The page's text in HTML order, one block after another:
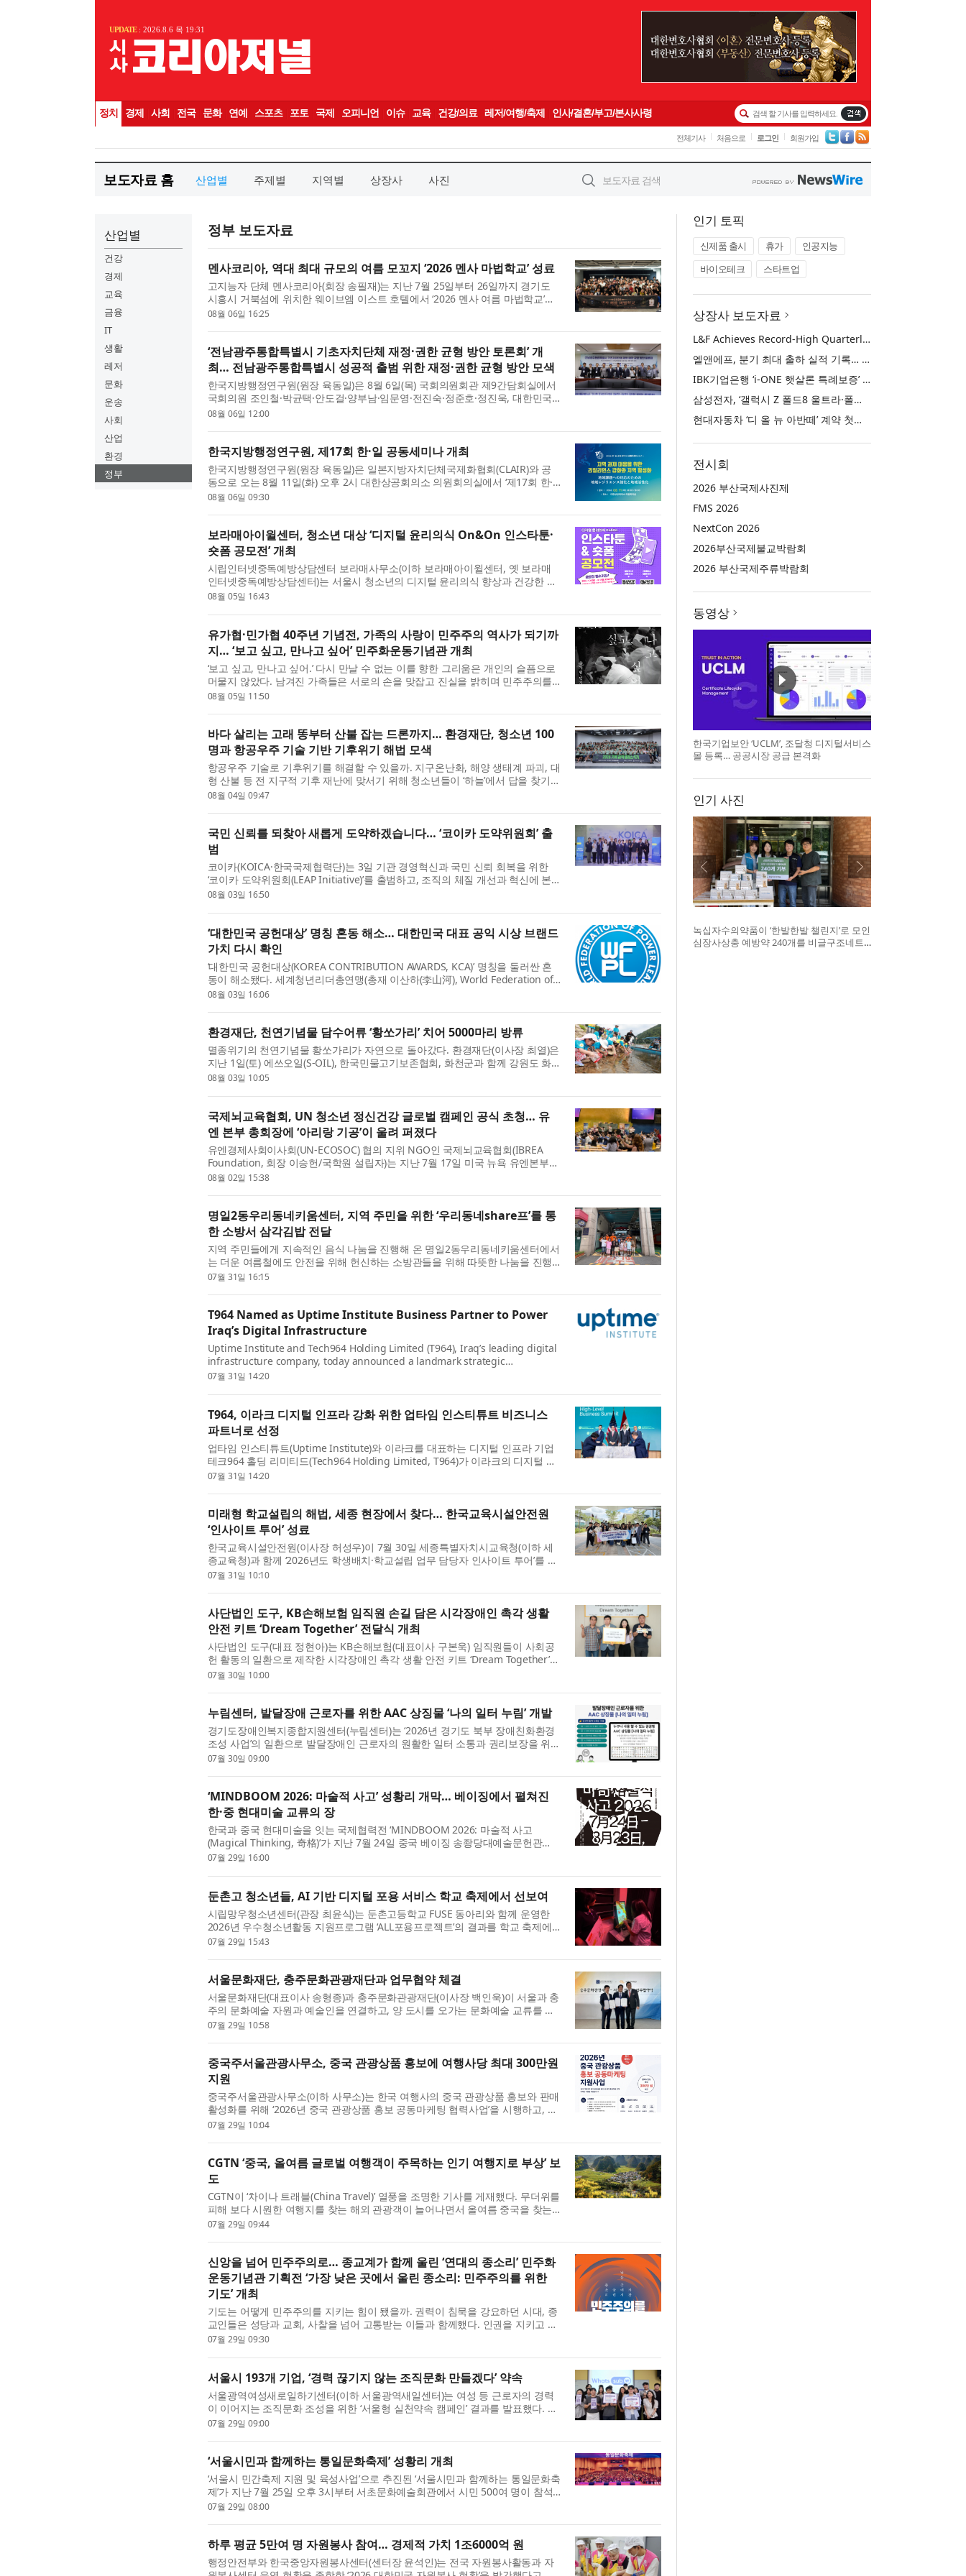
보도자료 홈 산업별 주제별 지역별 상장사 사진
산업별
건강
경제
교육
금융
IT
생활
레저
문화
운송
사회
산업
환경
정부
정부 보도자료
멘사코리아, 역대 최대 규모의 여름 모꼬지 ‘2026 멘사 마법학교’ 성료
고지능자 단체 멘사코리아(회장 송필재)는 지난 7월 25일부터 26일까지 경기도
시흥시 거북섬에 위치한 웨이브엠 이스트 호텔에서 ‘2026 멘사 여름 마법학교’를
성공적으로 개최했다고 밝혔다. 이번 여름 모꼬지에는 130여 명의 회원과 가족이
08월 06일 16:25
‘전남광주통합특별시 기초자치단체 재정·권한 균형 방안 토론회’ 개
최… 전남광주통합특별시 성공적 출범 위한 재정·권한 균형 방안 모색
한국지방행정연구원(원장 육동일)은 8월 6일(목) 국회의원회관 제9간담회실에서
국회의원 조인철·박균택·안도걸·양부남·임문영·전진숙·정준호·정진욱, 대한민국
시장군수구청장협의회와 ‘전남광주통합특별시 기초자치단체 재정·권한 균형 방
08월 06일 12:00
한국지방행정연구원, 제17회 한·일 공동세미나 개최
한국지방행정연구원(원장 육동일)은 일본지방자치단체국제화협회(CLAIR)와 공
동으로 오는 8월 11일(화) 오후 2시 대한상공회의소 의원회의실에서 ‘제17회 한·
일 공동세미나’를 개최한다. 이번 세미나는 ‘지역 과제 대응을 위한 리질리언스 강
08월 06일 09:30
보라매아이윌센터, 청소년 대상 ‘디지털 윤리의식 On&On 인스타툰·
숏폼 공모전’ 개최
시립인터넷중독예방상담센터 보라매사무소(이하 보라매아이윌센터, 옛 보라매
인터넷중독예방상담센터)는 서울시 청소년의 디지털 윤리의식 향상과 건강한 디
지털미디어 문화 조성을 위해 ‘디지털 윤리의식 On&On 인스타툰·숏폼 공모전’을
08월 05일 16:43
유가협·민가협 40주년 기념전, 가족의 사랑이 민주주의 역사가 되기까
지… ‘보고 싶고, 만나고 싶어’ 민주화운동기념관 개최
‘보고 싶고, 만나고 싶어.’ 다시 만날 수 없는 이를 향한 그리움은 개인의 슬픔으로
머물지 않았다. 남겨진 가족들은 서로의 손을 맞잡고 진실을 밝히며 민주주의를
지켜왔다. 그들의 기다림과 실천은 어느덧 민주주의를 지켜낸 40년의 역사가 됐
08월 05일 11:50
바다 살리는 고래 똥부터 산불 잡는 드론까지… 환경재단, 청소년 100
명과 항공우주 기술 기반 기후위기 해법 모색
항공우주 기술로 기후위기를 해결할 수 있을까. 지구온난화, 해양 생태계 파괴, 대
형 산불 등 전 지구적 기후 재난에 맞서기 위해 청소년들이 ‘하늘’에서 답을 찾기
시작했다. 환경재단(이사장 최열)은 지난 7월 27일부터 29일까지 도봉숲속마을에
08월 04일 09:47
국민 신뢰를 되찾아 새롭게 도약하겠습니다… ‘코이카 도약위원회’ 출
범
코이카(KOICA·한국국제협력단)는 3일 기관 경영혁신과 국민 신뢰 회복을 위한
‘코이카 도약위원회(LEAP Initiative)’를 출범하고, 조직의 체질 개선과 혁신에 본
격 착수한다고 밝혔다. 기관장 공석의 비상경영체제에서 흔들림 없는 사업 수행
08월 03일 16:50
‘대한민국 공헌대상’ 명칭 혼동 해소… 대한민국 대표 공익 시상 브랜드
가치 다시 확인
‘대한민국 공헌대상(KOREA CONTRIBUTION AWARDS, KCA)’ 명칭을 둘러싼 혼
동이 해소됐다. 세계청년리더총연맹(총재 이산하(李山河), World Federation of
Power Leaders, WFPL) 부설 언론기관인 세계언론협회(회장 이치수)는 세계청년
08월 03일 16:06
환경재단, 천연기념물 담수어류 ‘황쏘가리’ 치어 5000마리 방류
멸종위기의 천연기념물 황쏘가리가 자연으로 돌아갔다. 환경재단(이사장 최열)은
지난 1일(토) 에쓰오일(S-OIL), 한국민물고기보존협회, 화천군과 함께 강원도 화
천군 북한강 상류 일대에서 천연기념물 ‘한강의 황쏘가리’ 복원을 위한 치어 방류
08월 03일 10:05
국제뇌교육협회, UN 청소년 정신건강 글로벌 캠페인 공식 초청… 유
엔 본부 총회장에 ‘아리랑 기공’이 울려 퍼졌다
유엔경제사회이사회(UN-ECOSOC) 협의 지위 NGO인 국제뇌교육협회(IBREA
Foundation, 회장 이승헌/국학원 설립자)는 지난 7월 17일 미국 뉴욕 유엔본부에
서 개최된 유엔 청소년사무국 주관 글로벌 행사 ‘One World, One Game, One
08월 02일 15:38
명일2동우리동네키움센터, 지역 주민을 위한 ‘우리동네share프’를 통
한 소방서 삼각김밥 전달
지역 주민들에게 지속적인 음식 나눔을 진행해 온 명일2동우리동네키움센터에서
는 더운 여름철에도 안전을 위해 헌신하는 소방관들을 위해 따뜻한 나눔을 진행
했다. 7월 마지막 날, 강동소방서길동 119안전센터를 방문해 아침 일찍부터 만든
07월 31일 16:15
T964 Named as Uptime Institute Business Partner to Power
Iraq’s Digital Infrastructure
Uptime Institute and Tech964 Holding Limited (T964), Iraq’s leading digital
infrastructure company, today announced a landmark strategic
partnership to accelerate Iraq’s digital transformation. The partnership
07월 31일 14:20
T964, 이라크 디지털 인프라 강화 위한 업타임 인스티튜트 비즈니스
파트너로 선정
업타임 인스티튜트(Uptime Institute)와 이라크를 대표하는 디지털 인프라 기업
테크964 홀딩 리미티드(Tech964 Holding Limited, T964)가 이라크의 디지털 전
환을 가속하기 위한 획기적인 전략적 파트너십을 발표했다. 이번 파트너십은 디
07월 31일 14:20
미래형 학교설립의 해법, 세종 현장에서 찾다… 한국교육시설안전원
‘인사이트 투어’ 성료
한국교육시설안전원(이사장 허성우)이 7월 30일 세종특별자치시교육청(이하 세
종교육청)과 함께 ‘2026년도 학생배치·학교설립 업무 담당자 인사이트 투어’를 개
최했다. 교육부와 시도교육청 관련 업무 담당자 40여 명이 참여해 변화하는 교육
07월 31일 10:10
사단법인 도구, KB손해보험 임직원 손길 담은 시각장애인 촉각 생활
안전 키트 ‘Dream Together’ 전달식 개최
사단법인 도구(대표 정현아)는 KB손해보험(대표이사 구본욱) 임직원들이 사회공
헌 활동의 일환으로 제작한 시각장애인 촉각 생활 안전 키트 ‘Dream Together’
전달식을 지난 7월 29일(수) 대한안마사협회에서 진행했다고 밝혔다. 이번 사업
07월 30일 10:00
누림센터, 발달장애 근로자를 위한 AAC 상징물 ‘나의 일터 누림’ 개발
경기도장애인복지종합지원센터(누림센터)는 ‘2026년 경기도 북부 장애친화환경
조성 사업’의 일환으로 발달장애인 근로자의 원활한 일터 소통과 권리보장을 위한
보완대체의사소통(AAC, Augmentative and Alternative Communication) 상징
07월 30일 09:00
‘MINDBOOM 2026: 마술적 사고’ 성황리 개막… 베이징에서 펼쳐진
한·중 현대미술 교류의 장
한국과 중국 현대미술을 잇는 국제협력전 ‘MINDBOOM 2026: 마술적 사고
(Magical Thinking, 奇格)’가 지난 7월 24일 중국 베이징 송좡당대예술문헌관
(SCAA)에서 성황리에 개막했다. 이번 전시는 회화·조각·설치·사진·영상 등 다양한
07월 29일 16:00
둔촌고 청소년들, AI 기반 디지털 포용 서비스 학교 축제에서 선보여
시립망우청소년센터(관장 최윤식)는 둔촌고등학교 FUSE 동아리와 함께 운영한
2026년 우수청소년활동 지원프로그램 ‘ALL포용프로젝트’의 결과를 학교 축제에
서 공개했다. 이날 청소년들이 직접 기획·개발한 디지털 포용 서비스를 체험할 수
07월 29일 15:43
서울문화재단, 충주문화관광재단과 업무협약 체결
서울문화재단(대표이사 송형종)과 충주문화관광재단(이사장 백인욱)이 서울과 충
주의 문화예술 자원과 예술인을 연결하고, 양 도시를 오가는 문화예술 교류를 본
격적으로 추진한다. 양 기관은 지난 28일(화) 충주체험관광센터에서 문화예술 분
07월 29일 10:58
중국주서울관광사무소, 중국 관광상품 홍보에 여행사당 최대 300만원
지원
중국주서울관광사무소(이하 사무소)는 한국 여행사의 중국 관광상품 홍보와 판매
활성화를 위해 ‘2026년 중국 관광상품 홍보 공동마케팅 협력사업’을 시행하고, 오
는 8월 14일부터 9월 7일까지 참여 여행사를 모집한다고 밝혔다. 최근 중국의 한
07월 29일 10:04
CGTN ‘중국, 올여름 글로벌 여행객이 주목하는 인기 여행지로 부상’ 보
도
CGTN이 ‘차이나 트래블(China Travel)’ 열풍을 조명한 기사를 게재했다. 무더위를
피해 보다 시원한 여행지를 찾는 해외 관광객이 늘어나면서 올여름 중국을 찾는
외국인 관광객이 크게 증가하고 있으며, 중국 정부의 비자 편의 확대 정책과 외국
07월 29일 09:44
신앙을 넘어 민주주의로… 종교계가 함께 울린 ‘연대의 종소리’ 민주화
운동기념관 기획전 ‘가장 낮은 곳에서 울린 종소리: 민주주의를 위한
기도’ 개최
기도는 어떻게 민주주의를 지키는 힘이 됐을까. 권력이 침묵을 강요하던 시대, 종
교인들은 성당과 교회, 사찰을 넘어 고통받는 이들과 함께했다. 인권을 지키고 국
가폭력의 진실을 알렸으며, 서로 다른 신앙의 경계를 넘어 민주주의를 위한 연대
07월 29일 09:30
서울시 193개 기업, ‘경력 끊기지 않는 조직문화 만들겠다’ 약속
서울광역여성새로일하기센터(이하 서울광역새일센터)는 여성 등 근로자의 경력
이 이어지는 조직문화 조성을 위한 ‘서울형 실천약속 캠페인’ 결과를 발표했다. 이
번 캠페인은 서울지역 19개 새일센터가 공동 추진하고, 서울 소재 193개 기업이
07월 29일 09:00
‘서울시민과 함께하는 통일문화축제’ 성황리 개최
‘서울시 민간축제 지원 및 육성사업’으로 추진된 ‘서울시민과 함께하는 통일문화축
제’가 지난 7월 25일 오후 3시부터 서초문화예술회관에서 시민 500여 명이 참석
한 가운데 성황리에 개최됐다. 한민족통일여성협의회(총재 안준희)가 주최·주관
07월 29일 08:00
하루 평균 5만여 명 자원봉사 참여… 경제적 가치 1조6000억 원
행정안전부와 한국중앙자원봉사센터(센터장 윤석인)는 전국 자원봉사활동과 자
인기 토픽
신제품 출시 휴가
인공지능
바이오테크
스타트업
상장사 보도자료
L&F Achieves Record-High Quarterly Shipments, Begins LFP Supply for North American ESS in Q3 Advancing its Two-Track NCM and LFP Growth Strategy
엘앤에프, 분기 최대 출하 실적 기록… 3분기 북미 ESS향 LFP 공급 착수 NCM+LFP ‘2-Track’ 성장 전략 실현
IBK기업은행 ‘i-ONE 햇살론 특례보증’ 출시
삼성전자, ‘갤럭시 Z 폴드8 울트라·폴드8·플립8’과 ‘갤럭시 워치 울트라2·워치9’ 국내 공식 출시
현대자동차 ‘디 올 뉴 아반떼’ 계약 첫날 1만 대 돌파
전시회
2026 부산국제사진제
FMS 2026
NextCon 2026
2026부산국제불교박람회
2026 부산국제주류박람회
동영상
한국기업보안 ‘UCLM’, 조달청 디지털서비스
몰 등록… 공공시장 공급 본격화
인기 사진
녹십자수의약품이 ‘한발한발 챌린지’로 모인
심장사상충 예방약 240개를 비글구조네트